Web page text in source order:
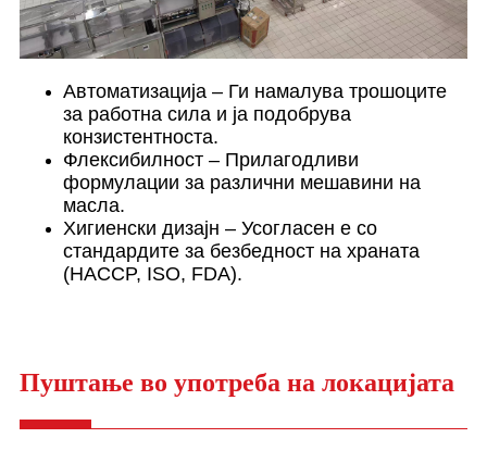
Автоматизација – Ги намалува трошоците
за работна сила и ја подобрува
конзистентноста.
Флексибилност – Прилагодливи
формулации за различни мешавини на
масла.
Хигиенски дизајн – Усогласен е со
стандардите за безбедност на храната
(HACCP, ISO, FDA).
Пуштање во употреба на локацијата